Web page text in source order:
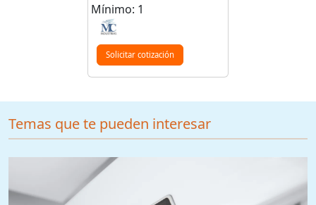
Mínimo: 1
Solicitar cotización
Temas que te pueden interesar